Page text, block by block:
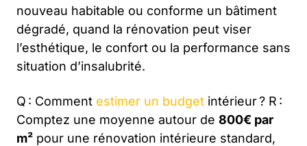
nouveau habitable ou conforme un bâtiment
dégradé, quand la rénovation peut viser
l’esthétique, le confort ou la performance sans
situation d’insalubrité.
Q : Comment estimer un budget intérieur ? R :
Comptez une moyenne autour de 800€ par
m² pour une rénovation intérieure standard,